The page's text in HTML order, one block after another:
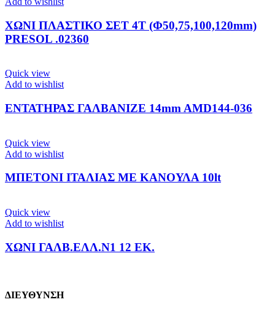
ΧΩΝΙ ΠΛΑΣΤΙΚΟ ΣΕΤ 4Τ (Φ50,75,100,120mm)
PRESOL .02360
Quick view
Add to wishlist
ΕΝΤΑΤΗΡΑΣ ΓΑΛΒΑΝΙΖΕ 14mm AMD144-036
Quick view
Add to wishlist
ΜΠΕΤΟΝΙ ΙΤΑΛΙΑΣ ΜΕ ΚΑΝΟΥΛΑ 10lt
Quick view
Add to wishlist
ΧΩΝΙ ΓΑΛΒ.ΕΛΛ.Ν1 12 ΕΚ.
ΔΙΕΥΘΥΝΣΗ